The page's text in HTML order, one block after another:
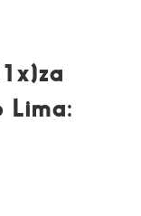
Lima: